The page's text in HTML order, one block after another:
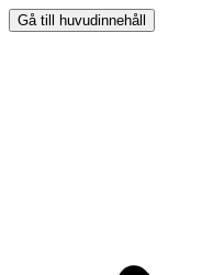
Gå till huvudinnehåll